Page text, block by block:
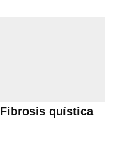
Fibrosis quística